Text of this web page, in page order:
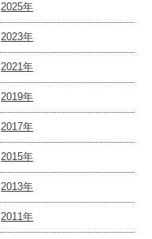
2025年
2023年
2021年
2019年
2017年
2015年
2013年
2011年